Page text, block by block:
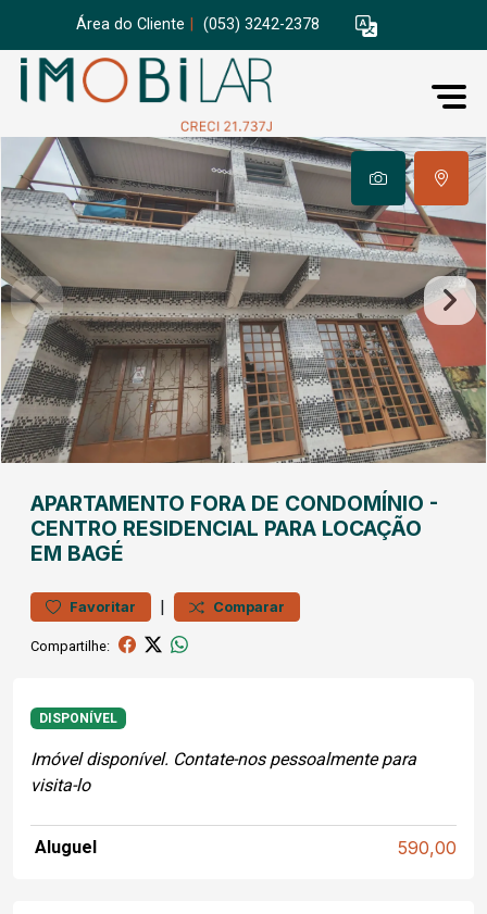
Área do Cliente (053) 3242-2378
APARTAMENTO FORA DE CONDOMÍNIO -
CENTRO RESIDENCIAL PARA LOCAÇÃO
EM BAGÉ
Favoritar | Comparar
Compartilhe:
DISPONÍVEL
Imóvel disponível. Contate-nos pessoalmente para
visita-lo
Aluguel 590,00